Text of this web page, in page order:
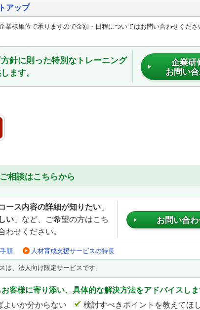
アップ
業様単位で承りますので金額・日程についてはお問い合わせくださ
針に則った特別なトレーニング
ます。
企業研
お問い
相談はこちらから
ース内容の詳細が知りたい 」
い 」など、ご希望の方はこち
わせください。
お問い合
順 人材育成支援サービスの特長
は、法人向け限定サービスです。
客様に寄り添い、具体的な解決方法をアドバイスし
よいか分からない
検討すべきポイントを教えてほ